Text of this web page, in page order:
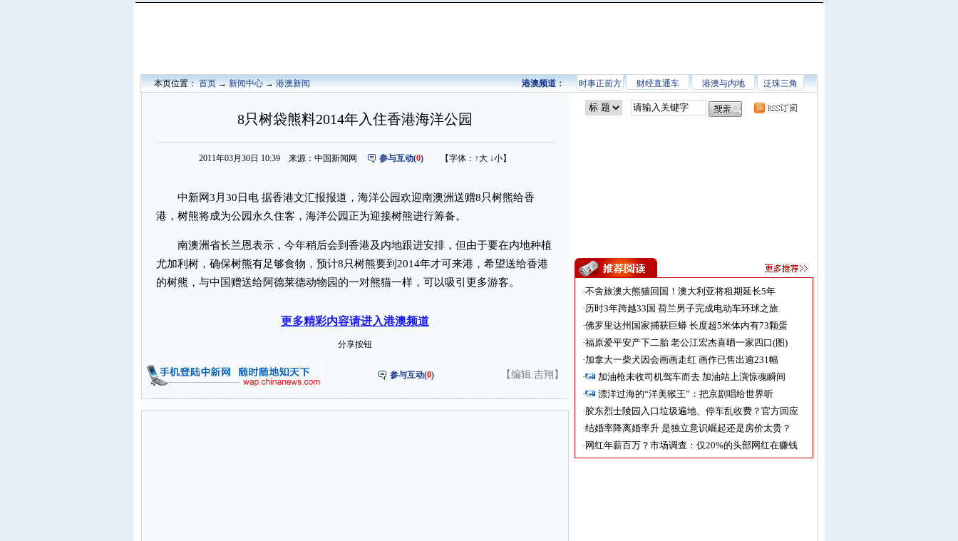
本页位置：首页→新闻中心→港澳新闻 泛珠三角
港澳与内地
财经直通车
时事正前方
港澳频道：
8只树袋熊料2014年入住香港海洋公园
2011年03月30日 10:39 来源：中国新闻网 参与互动(0) 【字体： ↑大 ↓小】
中新网3月30日电 据香港文汇报报道，海洋公园欢迎南澳洲送赠8只树熊给香
港，树熊将成为公园永久住客，海洋公园正为迎接树熊进行筹备。
南澳洲省长兰恩表示，今年稍后会到香港及内地跟进安排，但由于要在内地种植
尤加利树，确保树熊有足够食物，预计8只树熊要到2014年才可来港，希望送给香港
的树熊，与中国赠送给阿德莱德动物园的一对熊猫一样，可以吸引更多游客。
更多精彩内容请进入港澳频道
分享按钮
参与互动(0) 【编辑:吉翔】
·不舍旅澳大熊猫回国！澳大利亚将租期延长5年
·历时3年跨越33国 荷兰男子完成电动车环球之旅
·佛罗里达州国家捕获巨蟒 长度超5米体内有73颗蛋
·福原爱平安产下二胎 老公江宏杰喜晒一家四口(图)
·加拿大一柴犬因会画画走红 画作已售出逾231幅
·
加油枪未收司机驾车而去 加油站上演惊魂瞬间
·
漂洋过海的“洋美猴王”：把京剧唱给世界听
·胶东烈士陵园入口垃圾遍地、停车乱收费？官方回应
·结婚率降离婚率升 是独立意识崛起还是房价太贵？
· 网红年薪百万？市场调查：仅20%的头部网红在赚钱